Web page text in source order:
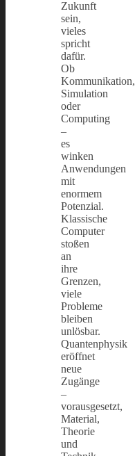
Zukunft
sein,
vieles
spricht
dafür.
Ob
Kommunikation,
Simulation
oder
Computing
–
es
winken
Anwendungen
mit
enormem
Potenzial.
Klassische
Computer
stoßen
an
ihre
Grenzen,
viele
Probleme
bleiben
unlösbar.
Quantenphysik
eröffnet
neue
Zugänge
–
vorausgesetzt,
Material,
Theorie
und